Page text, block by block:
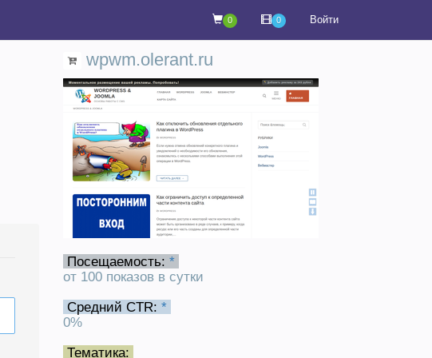
0 0 Войти
wpwm.olerant.ru
Посещаемость: *
от 100 показов в сутки
Средний CTR: *
0%
Тематика: